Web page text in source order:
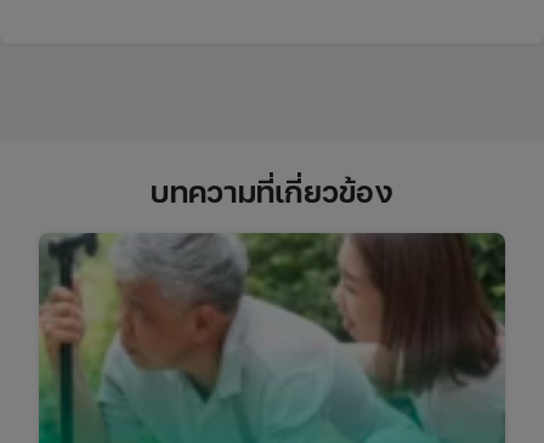
บทความที่เกี่ยวข้อง